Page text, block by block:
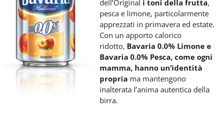
dell’Original i toni della frutta,
pesca e limone, particolarmente
apprezzati in primavera ed estate.
Con un apporto calorico
ridotto, Bavaria 0.0% Limone e
Bavaria 0.0% Pesca, come ogni
mamma, hanno un’identità
propria ma mantengono
inalterata l’anima autentica della
birra.